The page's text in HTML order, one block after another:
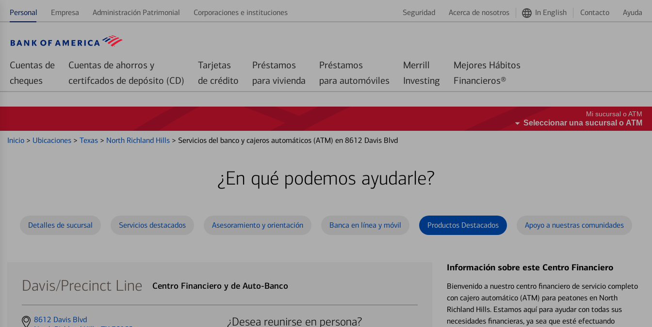
Personal Empresa Administración Patrimonial Corporaciones e instituciones Seguridad Acerca de nosotros In English Contacto Ayuda
Cuentas de
cheques
Cuentas de ahorros y
certifcados de depósito (CD)
Tarjetas
de crédito
Préstamos
para vivienda
Préstamos
para automóviles
Merrill
Investing
Mejores Hábitos
Financieros®
Mi sucursal o ATM
Seleccionar una sucursal o ATM
Inicio > Ubicaciones > Texas > North Richland Hills > Servicios del banco y cajeros automáticos (ATM) en 8612 Davis Blvd
¿En qué podemos ayudarle?
Detalles de sucursal Servicios destacados Asesoramiento y orientación Banca en línea y móvil Productos Destacados Apoyo a nuestras comunidades
Davis/Precinct Line Centro Financiero y de Auto-Banco
Get
8612 Davis Blvd
¿Desea reunirse en persona?
Información sobre este Centro Financiero
Bienvenido a nuestro centro financiero de servicio completo
con cajero automático (ATM) para peatones en North
Richland Hills. Estamos aquí para ayudar con todas sus
necesidades financieras, ya sea que esté efectuando